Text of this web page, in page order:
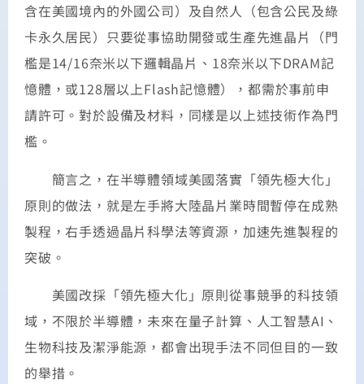
含在美國境內的外國公司）及自然人（包含公民及綠
卡永久居民）只要從事協助開發或生產先進晶片（門
檻是14/16奈米以下邏輯晶片、18奈米以下DRAM記
憶體，或128層以上Flash記憶體），都需於事前申
請許可。對於設備及材料，同樣是以上述技術作為門
檻。
簡言之，在半導體領域美國落實「領先極大化」
原則的做法，就是左手將大陸晶片業時間暫停在成熟
製程，右手透過晶片科學法等資源，加速先進製程的
突破。
美國改採「領先極大化」原則從事競爭的科技領
域，不限於半導體，未來在量子計算、人工智慧AI、
生物科技及潔淨能源，都會出現手法不同但目的一致
的舉措。